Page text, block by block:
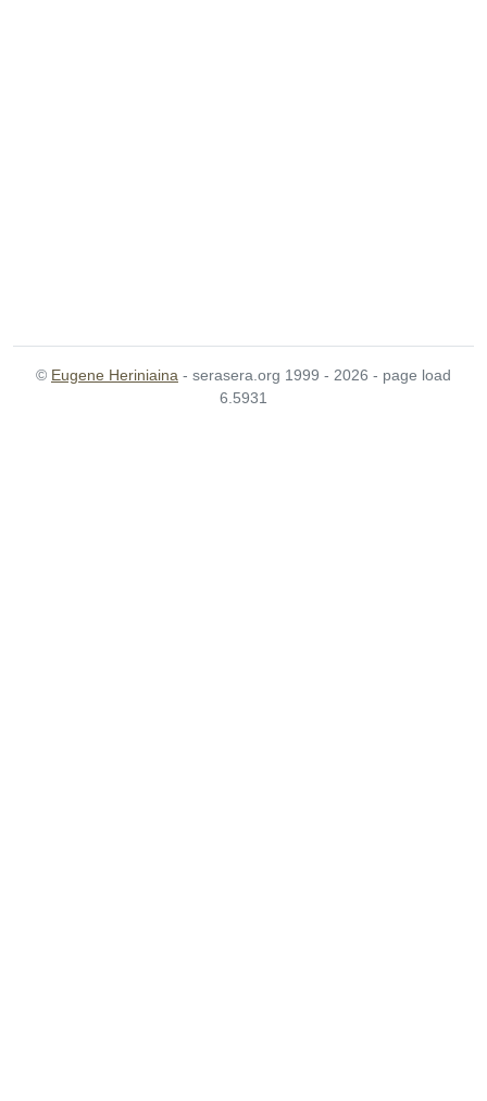
© Eugene Heriniaina - serasera.org 1999 - 2026 - page load
6.5931